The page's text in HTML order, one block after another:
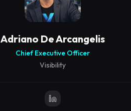
Adriano De Arcangelis
Chief Executive Officer
Visibility